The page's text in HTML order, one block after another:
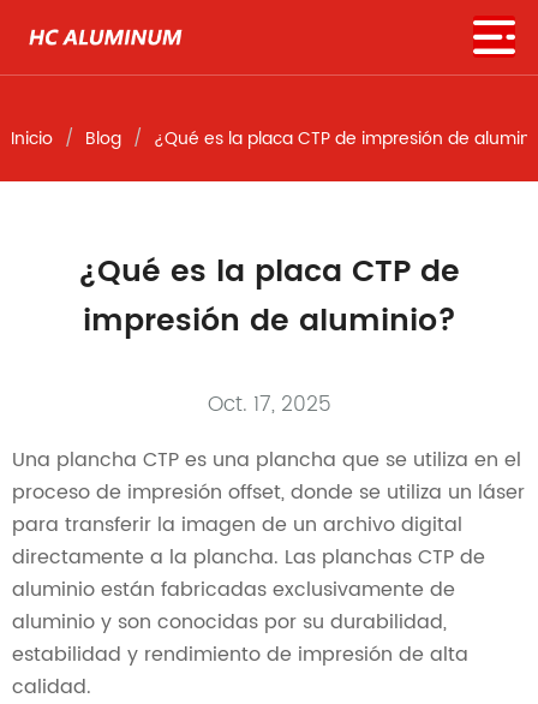
Inicio Blog ¿Qué es la placa CTP de impresión de
¿Qué es la placa CTP de
impresión de aluminio?
Oct. 17, 2025
Una plancha CTP es una plancha que se utiliza en el
proceso de impresión offset, donde se utiliza un láser
para transferir la imagen de un archivo digital
directamente a la plancha. Las planchas CTP de
aluminio están fabricadas exclusivamente de
aluminio y son conocidas por su durabilidad,
estabilidad y rendimiento de impresión de alta
calidad.